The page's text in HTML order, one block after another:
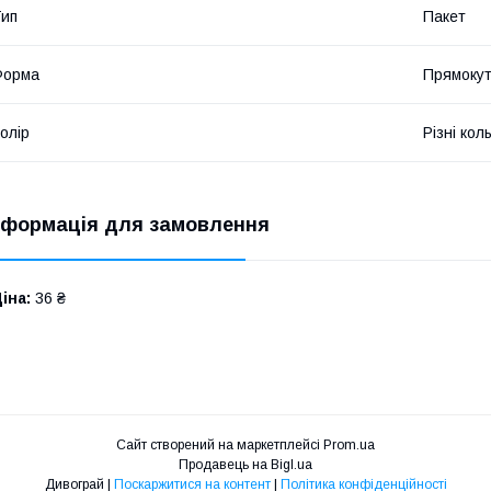
Пакет
Різні
для замовлення
36 ₴
Сайт створений на маркетплейсі Prom.ua
Продавець на Bigl.ua
Дивограй | Поскаржитися на контент | Політика конфіденційності